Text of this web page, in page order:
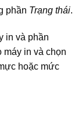
phần Trạng thái.
in và phần
máy in và chọn
hoặc mức